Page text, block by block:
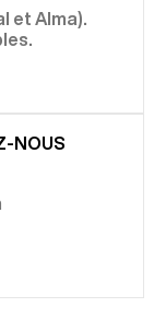
et Alma).
NOUS